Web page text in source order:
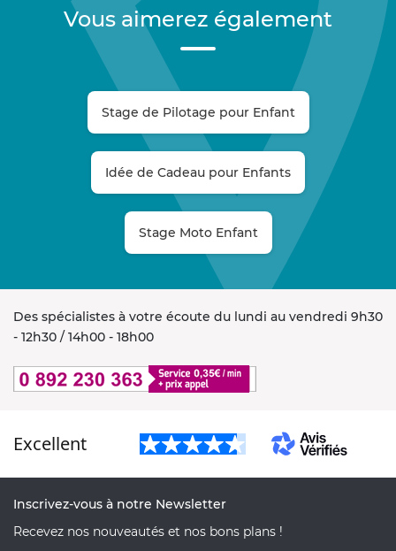
Vous aimerez également
Stage de Pilotage pour Enfant
Idée de Cadeau pour Enfants
Stage Moto Enfant
Des spécialistes à votre écoute du lundi au vendredi 9h30
- 12h30 / 14h00 - 18h00
Excellent
Inscrivez-vous à notre Newsletter
Recevez nos nouveautés et nos bons plans !